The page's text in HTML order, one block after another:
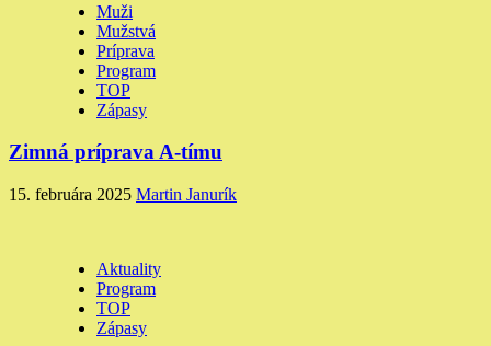
Muži
Mužstvá
Príprava
Program
TOP
Zápasy
Zimná príprava A-tímu
15. februára 2025 Martin Janurík
Aktuality
Program
TOP
Zápasy